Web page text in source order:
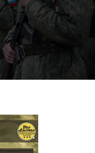
Армавир (в/ч